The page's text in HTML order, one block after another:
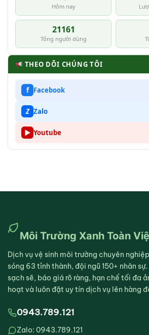
Hôm nay
21161
Tổng người dùng
THEO DÕI CHÚNG TÔI
f Facebook
Z Zalo
▶ Youtube
Môi Trường Xanh Toàn
Dịch vụ vệ sinh môi trường chuyên
sóng 63 tỉnh thành, đội ngũ 150+ nhân
sạch sẽ, báo giá rõ ràng, hạn chế tối đa
hoạt và luôn đặt uy tín dịch vụ lên hàng
0943.789.121
Zalo: 0943.789.121